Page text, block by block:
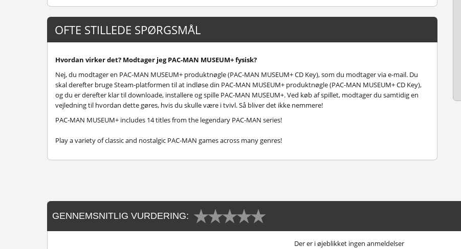
OFTE STILLEDE SPØRGSMÅL
Hvordan virker det? Modtager jeg PAC-MAN MUSEUM+ fysisk?
Nej, du modtager en PAC-MAN MUSEUM+ produktnøgle (PAC-MAN MUSEUM+ CD Key), som du modtager via e-mail. Du
skal derefter bruge Steam-platformen til at indløse din PAC-MAN MUSEUM+ produktnøgle (PAC-MAN MUSEUM+ CD Key),
og du er derefter klar til downloade, installere og spille PAC-MAN MUSEUM+. Ved køb af spillet, modtager du samtidig en
vejledning til hvordan dette gøres, hvis du skulle være i tvivl. Så bliver det ikke nemmere!
PAC-MAN MUSEUM+ includes 14 titles from the legendary PAC-MAN series!
Play a variety of classic and nostalgic PAC-MAN games across many genres!
GENNEMSNITLIG VURDERING:
Der er i øjeblikket ingen anmeldelser